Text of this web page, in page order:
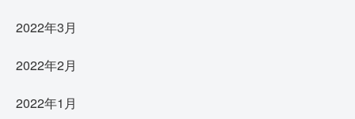
2022年3月
2022年2月
2022年1月